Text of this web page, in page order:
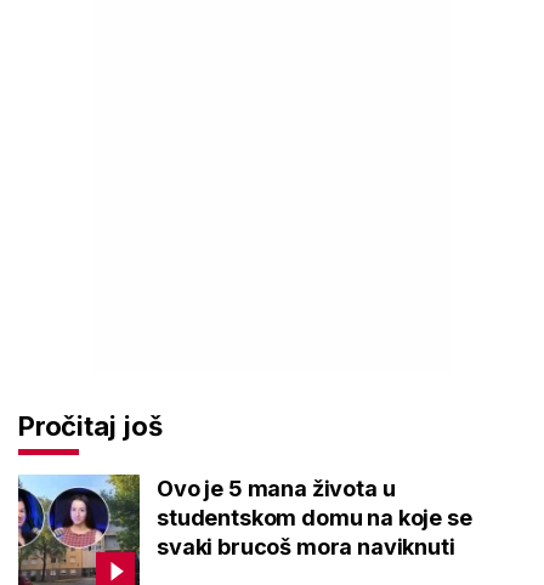
Pročitaj još
Ovo je 5 mana života u
studentskom domu na koje se
svaki brucoš mora naviknuti